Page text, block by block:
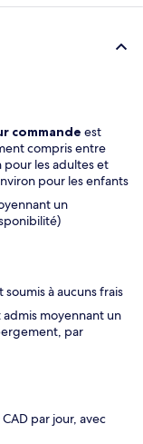
commande est
compris entre
pour les adultes et
pour les enfants
un
soumis à aucuns frais
moyennant un
par
par jour, avec